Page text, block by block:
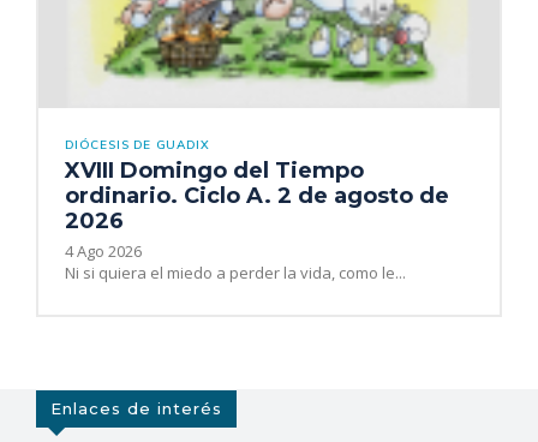
DIÓCESIS DE GUADIX
XVIII Domingo del Tiempo
ordinario. Ciclo A. 2 de agosto de
2026
4 Ago 2026
Ni si quiera el miedo a perder la vida, como le...
Enlaces de interés